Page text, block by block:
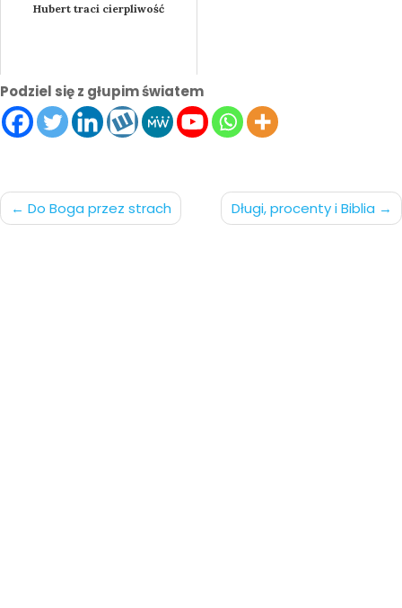
Hubert traci cierpliwość
Podziel się z głupim światem
Nawigacja
Do Boga przez strach Długi, procenty i Biblia